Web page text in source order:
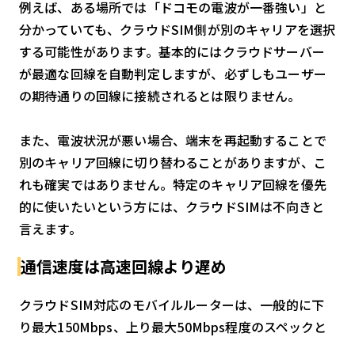
例えば、ある場所では「ドコモの電波が一番強い」と
分かっていても、クラウドSIM側が別のキャリアを選択
する可能性があります。基本的にはクラウドサーバー
が最適な回線を自動判定しますが、必ずしもユーザー
の期待通りの回線に接続されるとは限りません。
また、電波状況が悪い場合、端末を再起動することで
別のキャリア回線に切り替わることがありますが、こ
れも確実ではありません。特定のキャリア回線を優先
的に使いたいという方には、クラウドSIMは不向きと
言えます。
通信速度は高速回線より遅め
クラウドSIM対応のモバイルルーターは、一般的に下
り最大150Mbps、上り最大50Mbps程度のスペックと